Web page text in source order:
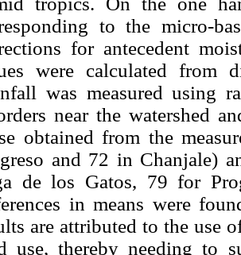
to the micro-
for antecedent
were calculated from
was measured using
near the watershed
obtained from the
and 72 in Chanjale)
de los Gatos, 79 for
in means were
are attributed to the use
use, thereby needing to